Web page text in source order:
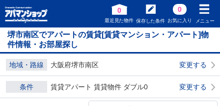
0
最近見た物件 保存した条件
0
お気に入り メニュー
堺市南区でアパートの賃貸[賃貸マンション・アパート]物
件情報・お部屋探し
地域・路線 大阪府堺市南区 変更する
条件 賃貸アパート 賃貸物件 ダブル0 変更する